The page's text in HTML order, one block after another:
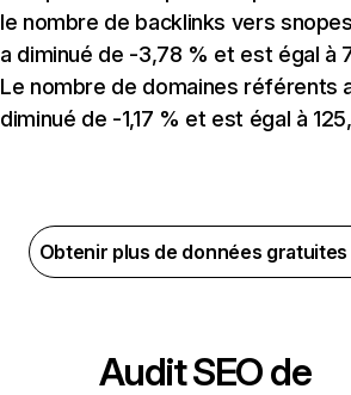
le nombre de backlinks vers
a diminué de -3,78 % et est égal à
Le nombre de domaines référents
diminué de -1,17 % et est égal à
Obtenir plus de données
Audit SEO de